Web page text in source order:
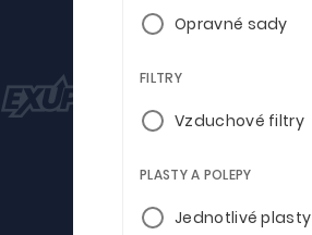
Opravné sady
FILTRY
Vzduchové filtry
PLASTY A POLEPY
Jednotlivé plasty